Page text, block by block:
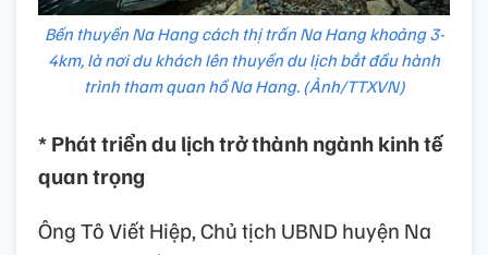
Bến thuyền Na Hang cách thị trấn Na Hang khoảng 3-
4km, là nơi du khách lên thuyền du lịch bắt đầu hành
trình tham quan hồ Na Hang. (Ảnh/TTXVN)
* Phát triển du lịch trở thành ngành kinh tế
quan trọng
Ông Tô Viết Hiệp, Chủ tịch UBND huyện Na